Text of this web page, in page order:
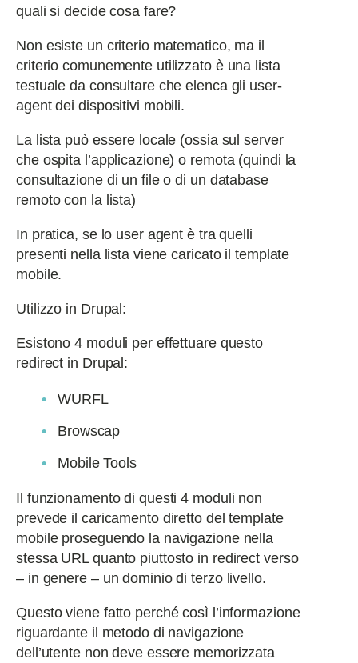
quali si decide cosa fare?
Non esiste un criterio matematico, ma il
criterio comunemente utilizzato è una lista
testuale da consultare che elenca gli user-
agent dei dispositivi mobili.
La lista può essere locale (ossia sul server
che ospita l’applicazione) o remota (quindi la
consultazione di un file o di un database
remoto con la lista)
In pratica, se lo user agent è tra quelli
presenti nella lista viene caricato il template
mobile.
Utilizzo in Drupal:
Esistono 4 moduli per effettuare questo
redirect in Drupal:
WURFL
Browscap
Mobile Tools
Il funzionamento di questi 4 moduli non
prevede il caricamento diretto del template
mobile proseguendo la navigazione nella
stessa URL quanto piuttosto in redirect verso
– in genere – un dominio di terzo livello.
Questo viene fatto perché così l’informazione
riguardante il metodo di navigazione
dell’utente non deve essere memorizzata